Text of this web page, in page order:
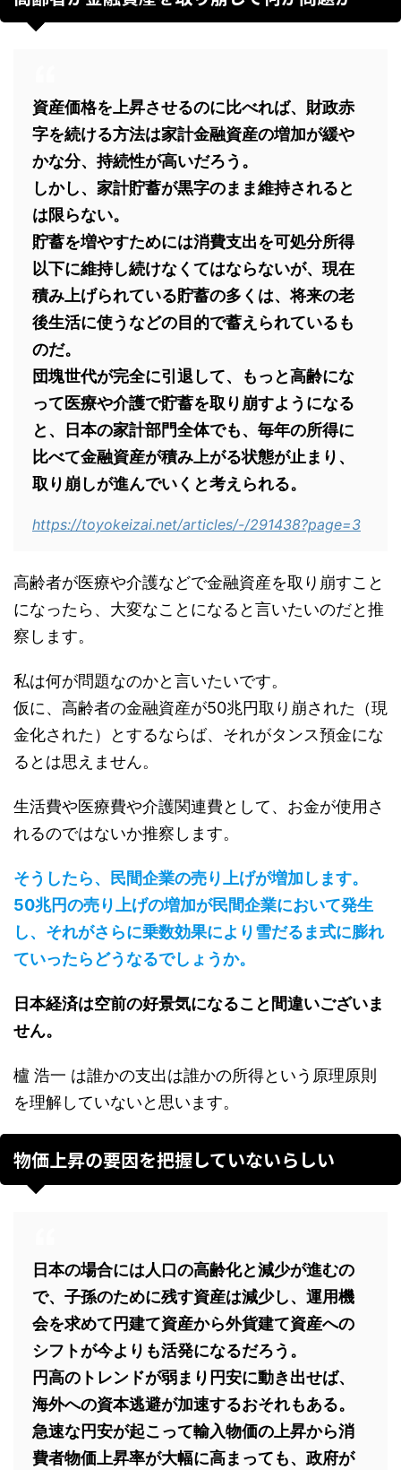
資産価格を上昇させるのに比べれば、財政赤
字を続ける方法は家計金融資産の増加が緩や
かな分、持続性が高いだろう。
しかし、家計貯蓄が黒字のまま維持されると
は限らない。
貯蓄を増やすためには消費支出を可処分所得
以下に維持し続けなくてはならないが、現在
積み上げられている貯蓄の多くは、将来の老
後生活に使うなどの目的で蓄えられているも
のだ。
団塊世代が完全に引退して、もっと高齢にな
って医療や介護で貯蓄を取り崩すようになる
と、日本の家計部門全体でも、毎年の所得に
比べて金融資産が積み上がる状態が止まり、
取り崩しが進んでいくと考えられる。
https://toyokeizai.net/articles/-/291438?page=3
高齢者が医療や介護などで金融資産を取り崩すこと
になったら、大変なことになると言いたいのだと推
察します。
私は何が問題なのかと言いたいです。
仮に、高齢者の金融資産が50兆円取り崩された（現
金化された）とするならば、それがタンス預金にな
るとは思えません。
生活費や医療費や介護関連費として、お金が使用さ
れるのではないか推察します。
そうしたら、民間企業の売り上げが増加します。
50兆円の売り上げの増加が民間企業において発生
し、それがさらに乗数効果により雪だるま式に膨れ
ていったらどうなるでしょうか。
日本経済は空前の好景気になること間違いございま
せん。
櫨 浩一 は誰かの支出は誰かの所得という原理原則
を理解していないと思います。
物価上昇の要因を把握していないらしい
日本の場合には人口の高齢化と減少が進むの
で、子孫のために残す資産は減少し、運用機
会を求めて円建て資産から外貨建て資産への
シフトが今よりも活発になるだろう。
円高のトレンドが弱まり円安に動き出せば、
海外への資本逃避が加速するおそれもある。
急速な円安が起こって輸入物価の上昇から消
費者物価上昇率が大幅に高まっても、政府が